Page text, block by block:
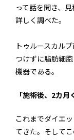
って話を聞き、
詳しく調べた。
トゥルースカル
つけずに脂肪細
機器である。
「施術後、2カ
これまでダイエ
てきた。そして